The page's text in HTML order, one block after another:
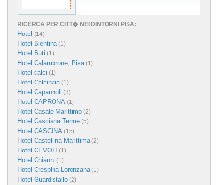
RICERCA PER CITT� NEI DINTORNI PISA:
Hotel (14)
Hotel Bientina(1)
Hotel Buti (1)
Hotel Calambrone, Pisa(1)
Hotel calci (1)
Hotel Calcinaia(1)
Hotel Capannoli (3)
Hotel CAPRONA (1)
Hotel Casale Marittimo (2)
Hotel Casciana Terme (5)
Hotel CASCINA (15)
Hotel Castellina Marittima(2)
Hotel CEVOLI (1)
Hotel Chianni (1)
Hotel Crespina Lorenzana(1)
Hotel Guardistallo (2)